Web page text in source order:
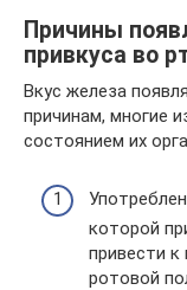
Причины
привкуса во
Вкус железа
причинам, многие
состоянием их
которой
привести к
ротовой